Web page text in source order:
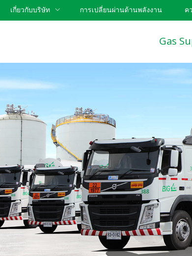
เกี่ยวกับบริษัท การเปลี่ยนผ่านด้านพลังงาน ค
Gas